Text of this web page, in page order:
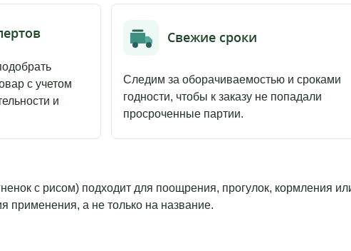
с учетом
и
Свежие сроки
Следим за оборачиваемостью и сроками
годности, чтобы к заказу не попадали
просроченные партии.
с рисом) подходит для поощрения, прогулок, кормления
применения, а не только на название.